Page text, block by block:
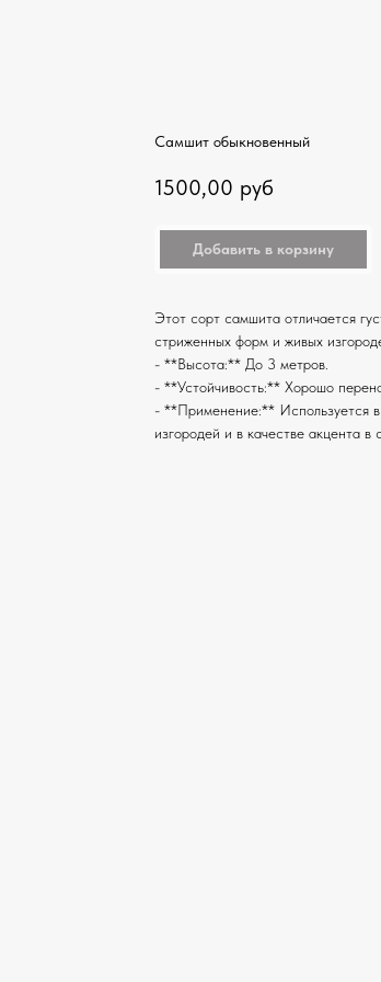
Самшит обыкновенный
1500,00 руб
Добавить в корзину
Этот сорт самшита отличается
стриженных форм и живых
- **Высота:** До 3 метров.
- **Устойчивость:** Хорошо
- **Применение:** Используется
изгородей и в качестве акцента в